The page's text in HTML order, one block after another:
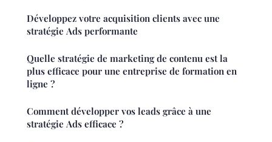
Développez votre acquisition clients avec une
stratégie Ads performante
Quelle stratégie de marketing de contenu est la
plus efficace pour une entreprise de formation en
ligne ?
Comment développer vos leads grâce à une
stratégie Ads efficace ?